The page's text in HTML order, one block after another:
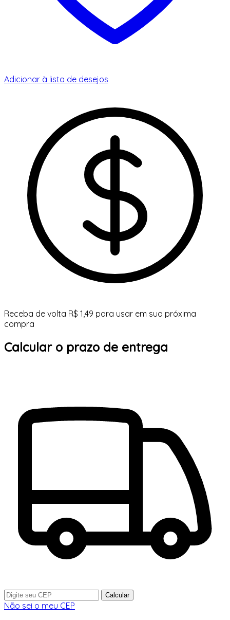
Adicionar à lista de desejos
Receba de volta R$ 1,49 para usar em sua próxima
compra
Calcular o prazo de entrega
Calcular
Não sei o meu CEP